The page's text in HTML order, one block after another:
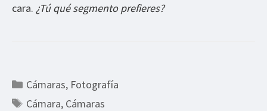
cara. ¿Tú qué segmento prefieres?
Categorías
Cámaras, Fotografía
Etiquetas
Cámara, Cámaras